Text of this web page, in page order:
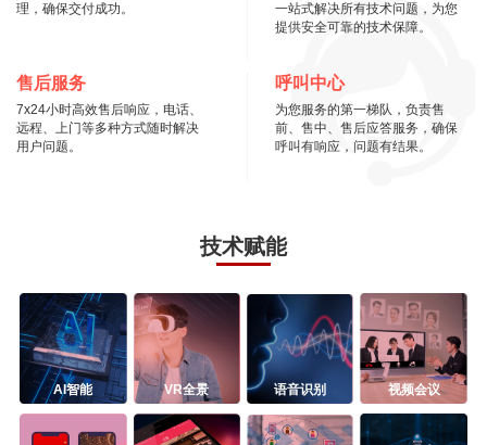
理，确保交付成功。
一站式解决所有技术问题，为您
提供安全可靠的技术保障。
售后服务
7x24小时高效售后响应，电话、
远程、上门等多种方式随时解决
用户问题。
呼叫中心
为您服务的第一梯队，负责售
前、售中、售后应答服务，确保
呼叫有响应，问题有结果。
技术赋能
AI智能 VR全景 语音识别 视频会议